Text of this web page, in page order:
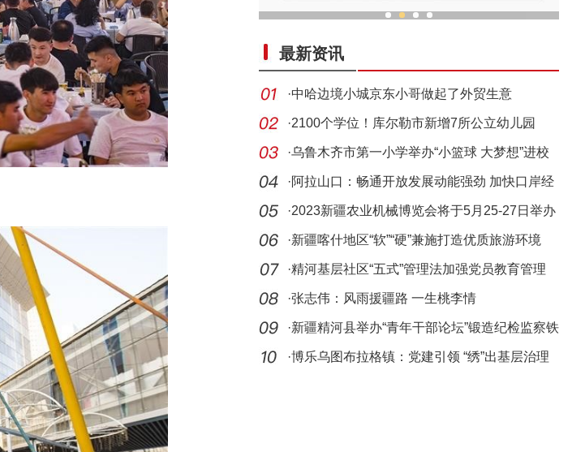
新疆兵团农场里的民族团结故事
最新资讯
·中哈边境小城京东小哥做起了外贸生意
·2100个学位！库尔勒市新增7所公立幼儿园
·乌鲁木齐市第一小学举办“小篮球 大梦想”进校
园主
·阿拉山口：畅通开放发展动能强劲 加快口岸经
济转型
·2023新疆农业机械博览会将于5月25-27日举办
·新疆喀什地区“软”“硬”兼施打造优质旅游环境
·精河基层社区“五式”管理法加强党员教育管理
·张志伟：风雨援疆路 一生桃李情
·新疆精河县举办“青年干部论坛”锻造纪检监察铁
军
·博乐乌图布拉格镇：党建引领 “绣”出基层治理